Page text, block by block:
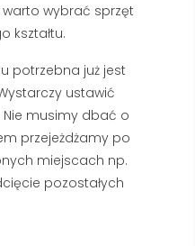
wybrać sprzęt
kształtu.
potrzebna już jest
ustawić
Nie musimy dbać o
przejeżdżamy po
miejscach np.
pozostałych